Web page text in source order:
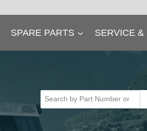
SPARE PARTS SERVICE &